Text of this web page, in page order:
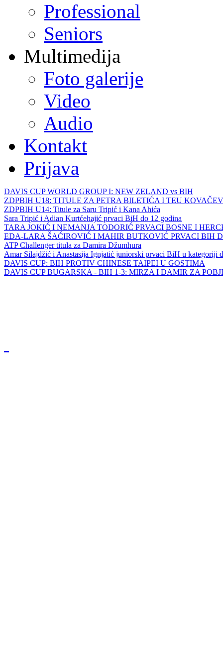
Professional
Seniors
Multimedija
Foto galerije
Video
Audio
Kontakt
Prijava
DAVIS CUP WORLD GROUP I: NEW ZELAND vs BIH
ZDPBIH U18: TITULE ZA PETRA BILETIĆA I TEU
ZDPBIH U14: Titule za Saru Tripić i Kana Ahića
Sara Tripić i Adian Kurtćehajić prvaci BiH do 12 godina
TARA JOKIĆ I NEMANJA TODORIĆ PRVACI BOSNE I
EDA-LARA ŠAĆIROVIĆ I MAHIR BUTKOVIĆ PRVACI BIH
ATP Challenger titula za Damira Džumhura
Amar Silajdžić i Anastasija Ignjatić juniorski prvaci BiH u kategoriji
DAVIS CUP: BIH PROTIV CHINESE TAIPEI U GOSTIMA
DAVIS CUP BUGARSKA - BIH 1-3: MIRZA I DAMIR ZA